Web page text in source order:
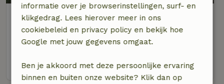
Natuurhuisje in Hombourg
Op 6 km afstand van Neu-Moresnet
4 personen2 slaapkamers
bekijk
informatie over je browserinstellingen, surf- en
klikgedrag. Lees hierover meer in ons
cookiebeleid en privacy policy en bekijk hoe
Google met jouw gegevens omgaat.
Ben je akkoord met deze persoonlijke ervaring
binnen en buiten onze website? Klik dan op